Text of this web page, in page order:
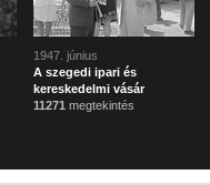
1947. június
A szegedi ipari és
kereskedelmi vásár
11271 megtekintés